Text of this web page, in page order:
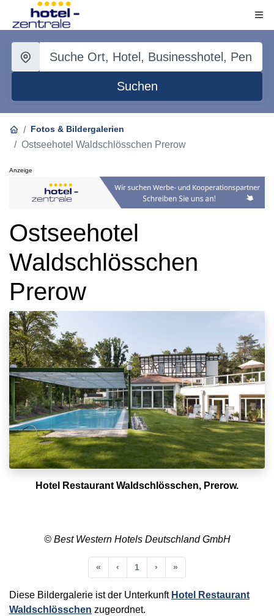
Suchen
Fotos & Bildergalerien
Ostseehotel Waldschlösschen Prerow
Anzeige
Ostseehotel
Waldschlösschen
Prerow
Hotel Restaurant Waldschlösschen, Prerow.
© Best Western Hotels Deutschland GmbH
« Anfang
‹ Vorherige
1 › Nächste
»
Diese Bildergalerie ist der Unterkunft Hotel Restaurant
Waldschlösschen zugeordnet.